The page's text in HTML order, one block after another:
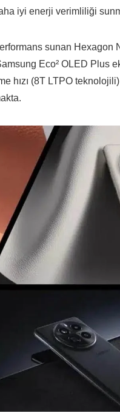
iyi enerji verimliliği
sunan Hexagon
Eco² OLED Plus
hızı (8T LTPO